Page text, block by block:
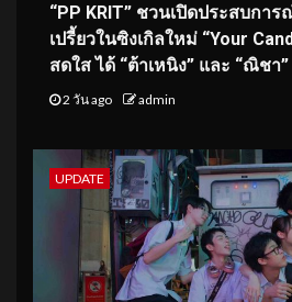
“PP KRIT” ชวนเปิดประสบกา
เปรี้ยวในซิงเกิลใหม่ “Your
สดใส ได้ “ต้าเหนิง” และ “ณิชา
2 วัน ago admin
UPDATE